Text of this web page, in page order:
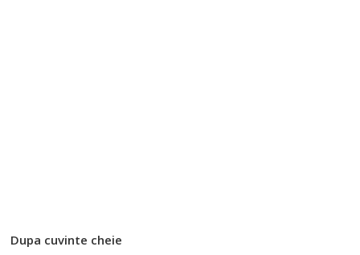
Dupa cuvinte cheie